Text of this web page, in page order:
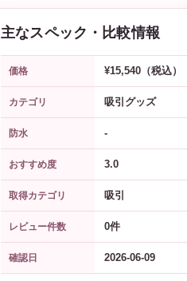
主なスペック・比較情報
価格 ¥15,540（税込）
カテゴリ 吸引グッズ
防水 -
おすすめ度 3.0
取得カテゴリ 吸引
レビュー件数 0件
確認日 2026-06-09